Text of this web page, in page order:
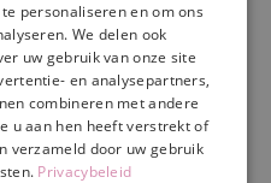
of korting
personaliseren en om ons
We delen ook
uw gebruik van onze site
en analysepartners,
combineren met andere
u aan hen heeft verstrekt of
verzameld door uw gebruik
Privacybeleid